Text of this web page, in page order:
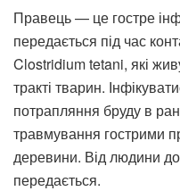
Правець — це гостре
передається під час
Clostridium tetani, які
тракті тварин.
потрапляння бруду в
травмування гострими
деревини. Від людини
передається.